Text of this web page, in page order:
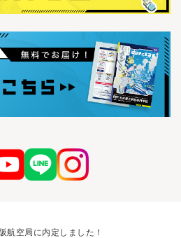
航空局に内定しました！